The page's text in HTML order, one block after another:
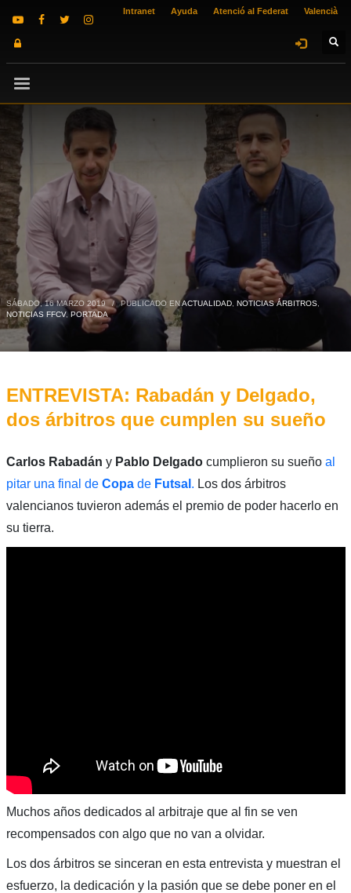
Intranet Ayuda Atenció al Federat Valencià
SÁBADO, 16 MARZO 2019 / PUBLICADO ENACTUALIDAD, NOTICIAS ÁRBITROS,
NOTICIAS FFCV, PORTADA
ENTREVISTA: Rabadán y Delgado,
dos árbitros que cumplen su sueño
Carlos Rabadán y Pablo Delgadocumplieron su sueñoal
pitar una final de Copade Futsal . Los dos árbitros
valencianos tuvieron además el premio de poder hacerlo en
su tierra.
Muchos años dedicados al arbitraje que al fin se ven
recompensados con algo que no van a olvidar.
Los dos árbitros se sinceran en esta entrevista y muestran el
esfuerzo, la dedicación y la pasión que se debe poner en el